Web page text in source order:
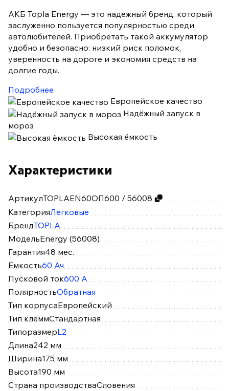
АКБ Topla Energy — это надежный бренд, который
заслуженно пользуется популярностью среди
автолюбителей. Приобретать такой аккумулятор
удобно и безопасно: низкий риск поломок,
уверенность на дороге и экономия средств на
долгие годы.
Подробнее
Европейское качество
Надёжный запуск в
мороз
Высокая ёмкость
Характеристики
АртикулTOPLAEN60ОП600 / 56008
КатегорияЛегковые
БрендTOPLA
МодельEnergy (56008)
Гарантия48 мес.
Ёмкость60 Ач
Пусковой ток600 А
ПолярностьОбратная
Тип корпусаЕвропейский
Тип клеммСтандартная
ТипоразмерL2
Длина242 мм
Ширина175 мм
Высота190 мм
Страна производстваСловения